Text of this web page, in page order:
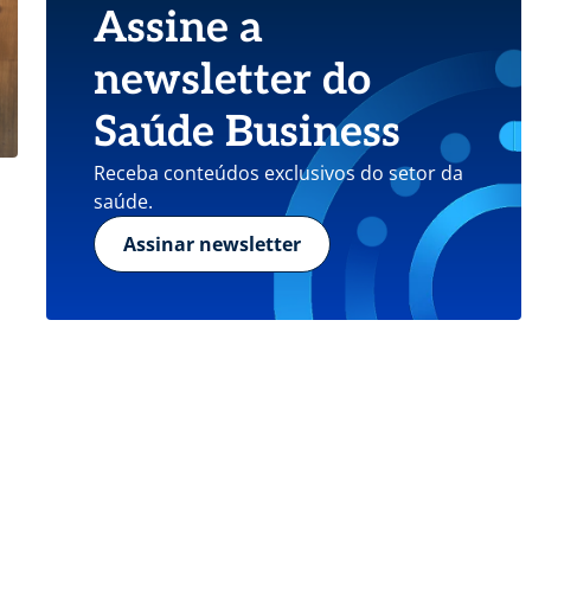
Assine a
newsletter do
Saúde Business
Receba conteúdos exclusivos do setor da
saúde.
Assinar newsletter